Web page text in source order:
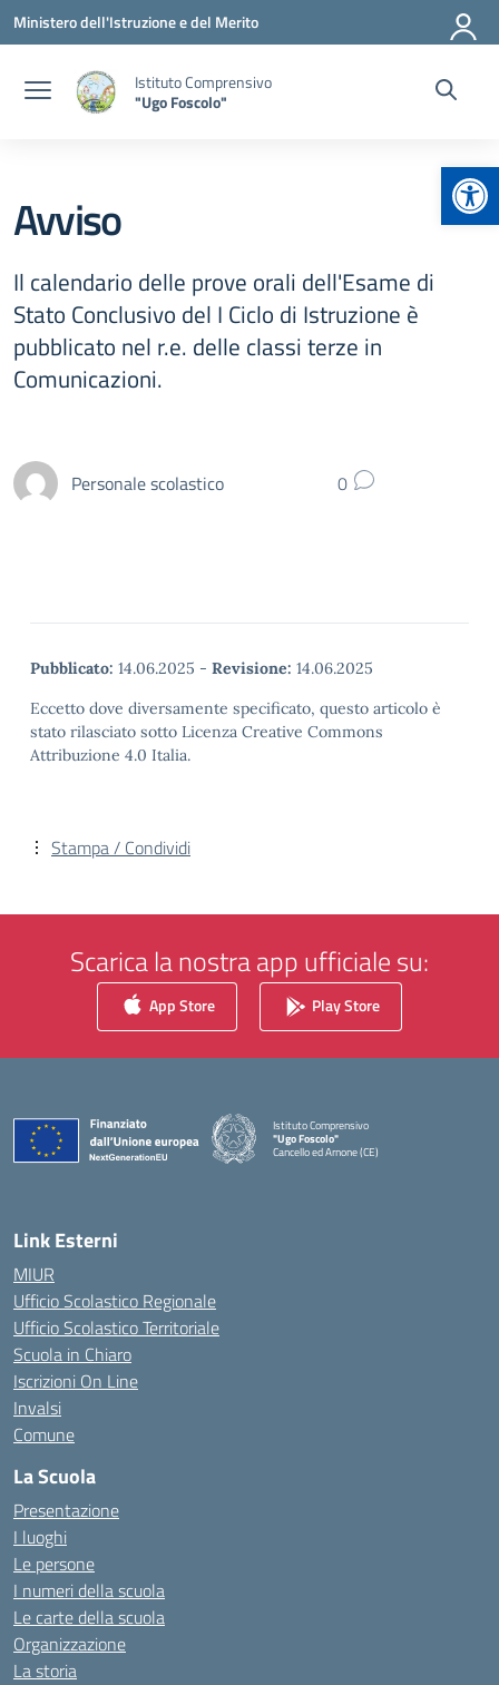
Vai ai contenuti
Vai al menu di navigazione
Vai al footer
Ministero dell'Istruzione e del Merito
Istituto Comprensivo
"Ugo Foscolo"
Avviso
Il calendario delle prove orali dell'Esame di
Stato Conclusivo del I Ciclo di Istruzione è
pubblicato nel r.e. delle classi terze in
Comunicazioni.
Personale scolastico 0
Pubblicato: 14.06.2025 - Revisione: 14.06.2025
Eccetto dove diversamente specificato, questo articolo è
stato rilasciato sotto Licenza Creative Commons
Attribuzione 4.0 Italia.
Stampa / Condividi
Scarica la nostra app ufficiale su:
App Store Play Store
Istituto Comprensivo
"Ugo Foscolo"
Cancello ed Arnone (CE)
Link Esterni
MIUR
Ufficio Scolastico Regionale
Ufficio Scolastico Territoriale
Scuola in Chiaro
Iscrizioni On Line
Invalsi
Comune
La Scuola
Presentazione
I luoghi
Le persone
I numeri della scuola
Le carte della scuola
Organizzazione
La storia